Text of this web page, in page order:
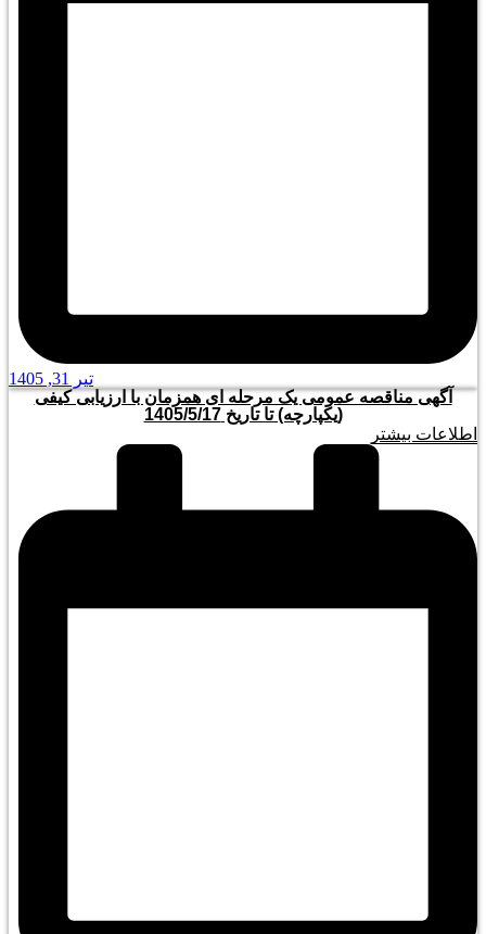
تیر 31, 1405
آگهی مناقصه عمومی یک مرحله ای همزمان با ارزیابی کیفی
(یکپارچه) تا تاریخ 1405/5/17
اطلاعات بیشتر